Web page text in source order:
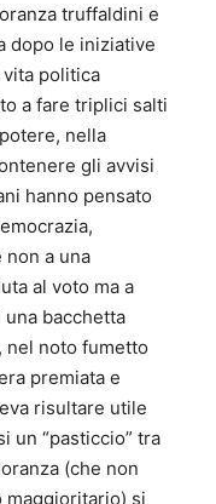
truffaldini e
dopo le iniziative
vita politica
a fare triplici salti
nella
gli avvisi
hanno pensato
a una
al voto ma a
bacchetta
nel noto fumetto
premiata e
risultare utile
un “pasticcio” tra
(che non
maggioritario) si